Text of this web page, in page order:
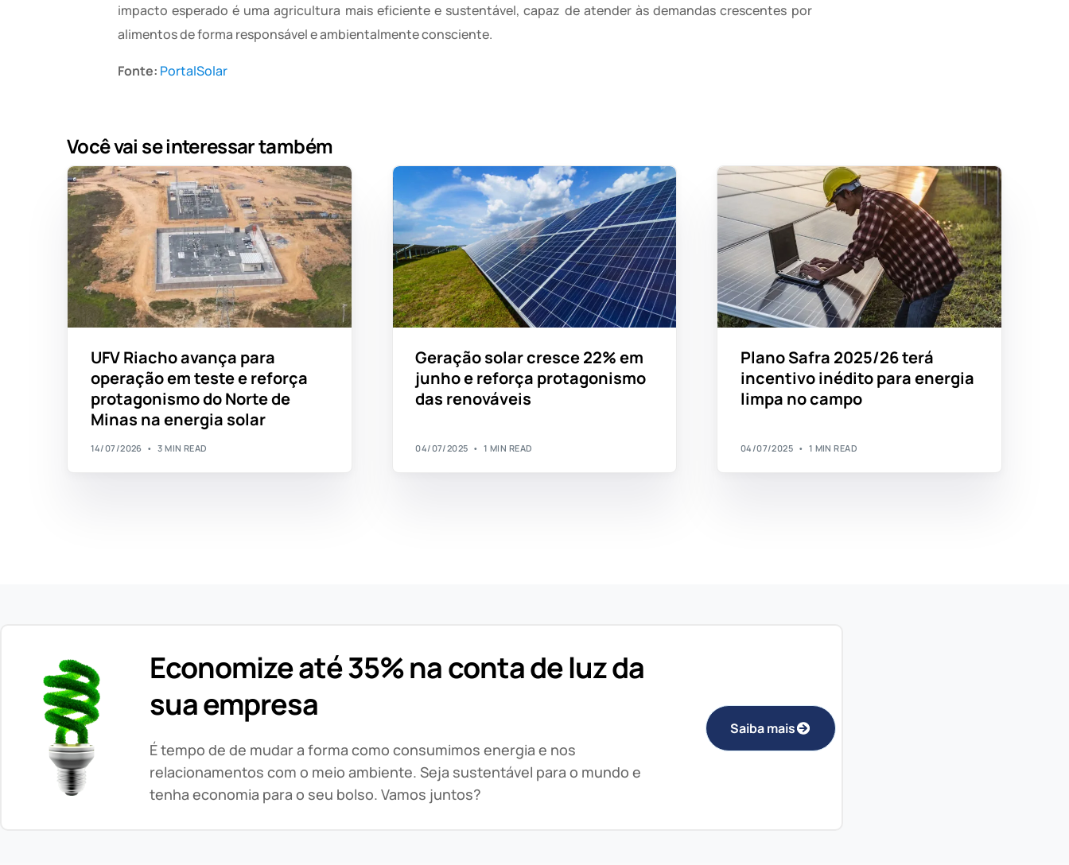
impacto esperado é uma agricultura mais eficiente e sustentável, capaz de atender às demandas crescentes por
alimentos de forma responsável e ambientalmente consciente.
Fonte: PortalSolar
Você vai se interessar também
UFV Riacho avança para
operação em teste e reforça
protagonismo do Norte de
Minas na energia solar
14/07/2026 3 MIN READ
Geração solar cresce 22% em
junho e reforça protagonismo
das renováveis
04/07/2025 1 MIN READ
Plano Safra 2025/26 terá
incentivo inédito para energia
limpa no campo
04/07/2025 1 MIN READ
Economize até 35% na conta de luz da
sua empresa
É tempo de de mudar a forma como consumimos energia e nos
relacionamentos com o meio ambiente. Seja sustentável para o mundo e
tenha economia para o seu bolso. Vamos juntos?
Saiba mais